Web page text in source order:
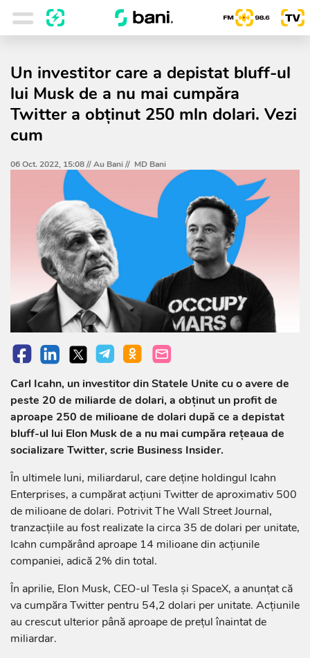
Un investitor care a depistat bluff-ul
lui Musk de a nu mai cumpăra
Twitter a obţinut 250 mln dolari. Vezi
cum
06 Oct. 2022, 15:08 //Au Bani// MD Bani
Carl Icahn, un investitor din Statele Unite cu o avere de
peste 20 de miliarde de dolari, a obţinut un profit de
aproape 250 de milioane de dolari după ce a depistat
bluff-ul lui Elon Musk de a nu mai cumpăra reţeaua de
socializare Twitter, scrie Business Insider.
În ultimele luni, miliardarul, care deţine holdingul Icahn
Enterprises, a cumpărat acţiuni Twitter de aproximativ 500
de milioane de dolari. Potrivit The Wall Street Journal,
tranzacţiile au fost realizate la circa 35 de dolari per unitate,
Icahn cumpărând aproape 14 milioane din acţiunile
companiei, adică 2% din total.
În aprilie, Elon Musk, CEO-ul Tesla şi SpaceX, a anunţat că
va cumpăra Twitter pentru 54,2 dolari per unitate. Acţiunile
au crescut ulterior până aproape de preţul înaintat de
miliardar.